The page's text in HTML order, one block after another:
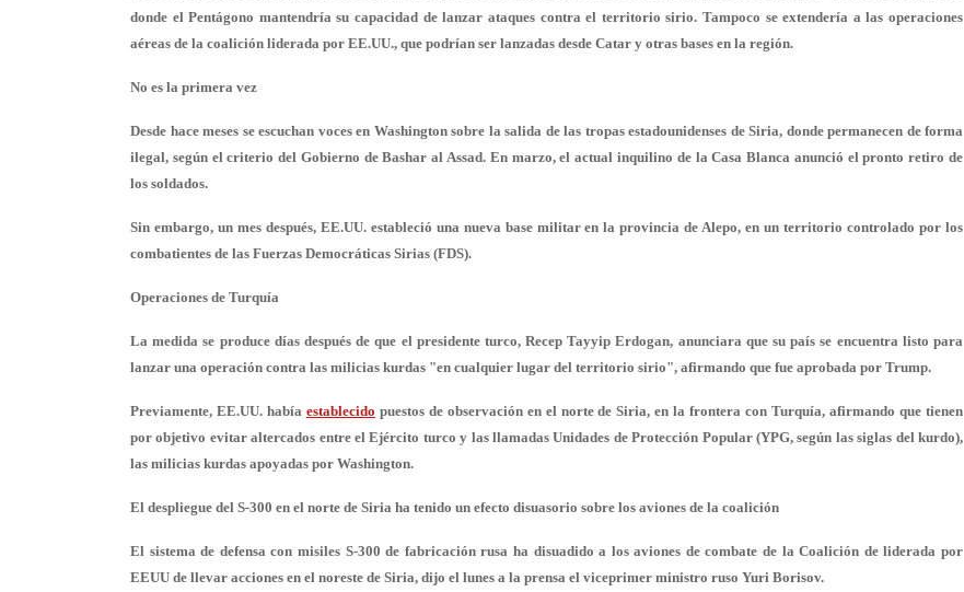
donde el Pentágono mantendría su capacidad de lanzar ataques contra el territorio sirio. Tampoco se extendería a las operaciones
aéreas de la coalición liderada por EE.UU., que podrían ser lanzadas desde Catar y otras bases en la región.
No es la primera vez
Desde hace meses se escuchan voces en Washington sobre la salida de las tropas estadounidenses de Siria, donde permanecen de forma
ilegal, según el criterio del Gobierno de Bashar al Assad. En marzo, el actual inquilino de la Casa Blanca anunció el pronto retiro de
los soldados.
Sin embargo, un mes después, EE.UU. estableció una nueva base militaren la provincia de Alepo, en un territorio controlado por los
combatientes de las Fuerzas Democráticas Sirias (FDS).
Operaciones de Turquía
La medida se produce días después de que el presidente turco, Recep Tayyip Erdogan, anunciara que su país se encuentra listo para
lanzar una operación contra las milicias kurdas "en cualquier lugar del territorio sirio", afirmando que fue aprobada por Trump.
Previamente, EE.UU. había establecido puestos de observación en el norte de Siria, en la frontera con Turquía, afirmando que tienen
por objetivo evitar altercados entre el Ejército turco y las llamadas Unidades de Protección Popular (YPG, según las siglas del kurdo),
las milicias kurdas apoyadas por Washington.
El despliegue del S-300 en el norte de Siria ha tenido un efecto disuasorio sobre los aviones de la coalición
El sistema de defensa con misiles S-300 de fabricación rusa ha disuadido a los aviones de combate de la Coalición de liderada por
EEUU de llevar acciones en el noreste de Siria, dijo el lunes a la prensa el viceprimer ministro ruso Yuri Borisov.